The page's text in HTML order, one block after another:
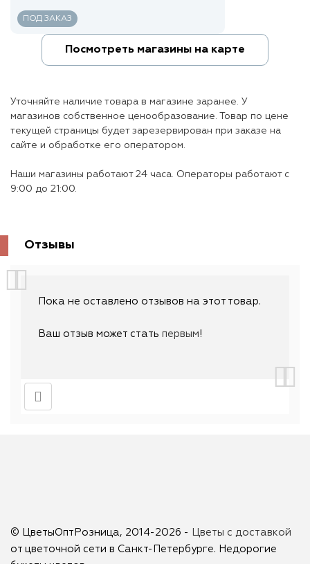
ПОД ЗАКАЗ
Посмотреть магазины на карте
Уточняйте наличие товара в магазине заранее. У
магазинов собственное ценообразование. Товар по цене
текущей страницы будет зарезервирован при заказе на
сайте и обработке его оператором.
Наши магазины работают 24 часа. Операторы работают с
9:00 до 21:00.
Отзывы
Пока не оставлено отзывов на этот товар.
Ваш отзыв может стать первым!
© ЦветыОптРозница, 2014-2026 -
Цветы с доставкой
от цветочной сети в Санкт-Петербурге. Недорогие